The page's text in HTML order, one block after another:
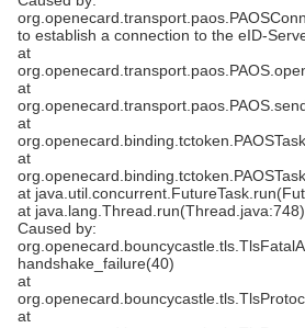
to establish a connection to the eID-
at
at
at
at
at
at java.lang.Thread.run(Thread.java:748)
Caused by:
handshake_failure(40)
at
at